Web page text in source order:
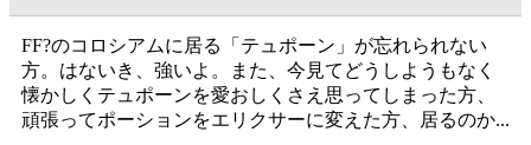
FF?のコロシアムに居る「テュポーン」が忘れられない
方。はないき、強いよ。また、今見てどうしようもなく
懐かしくテュポーンを愛おしくさえ思ってしまった方、
頑張ってポーションをエリクサーに変えた方、居るのか...